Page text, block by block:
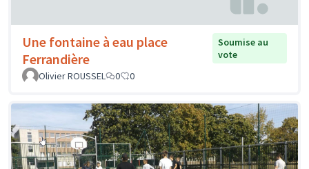
Une fontaine à eau place
Ferrandière
Soumise au
vote
Olivier ROUSSEL
0 0